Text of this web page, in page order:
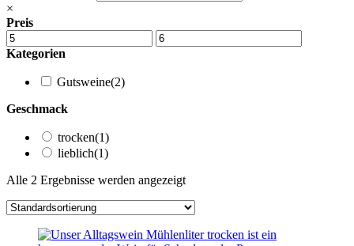
×
Preis
Kategorien
Gutsweine(2)
Geschmack
trocken(1)
lieblich(1)
Alle 2 Ergebnisse werden angezeigt